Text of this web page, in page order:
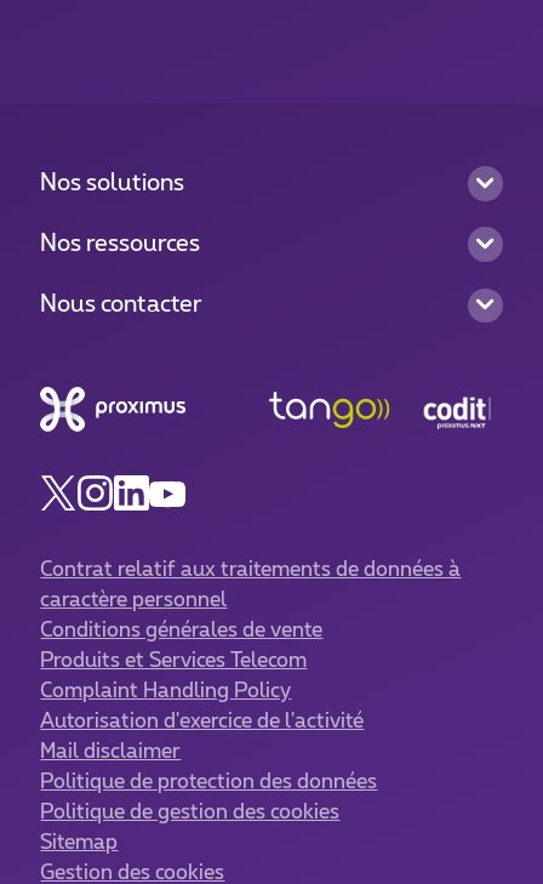
Nos solutions
Nos ressources
Nous contacter
Contrat relatif aux traitements de données à
caractère personnel
Conditions générales de vente
Produits et Services Telecom
Complaint Handling Policy
Autorisation d'exercice de l'activité
Mail disclaimer
Politique de protection des données
Politique de gestion des cookies
Sitemap
Gestion des cookies